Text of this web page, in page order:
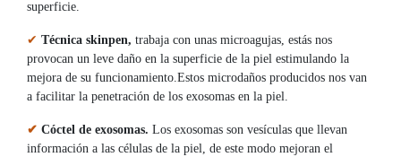
superficie.
✔ Técnica skinpen, trabaja con unas microagujas, estás nos
provocan un leve daño en la superficie de la piel estimulando la
mejora de su funcionamiento.Estos microdaños producidos nos van
a facilitar la penetración de los exosomas en la piel.
✔ Cóctel de exosomas. Los exosomas son vesículas que llevan
información a las células de la piel, de este modo mejoran el